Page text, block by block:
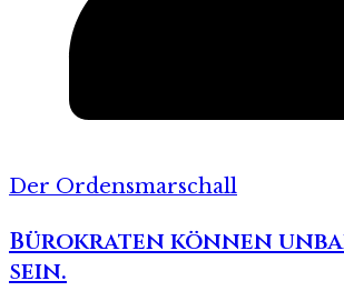
Der Ordensmarschall
Bürokraten können
sein.